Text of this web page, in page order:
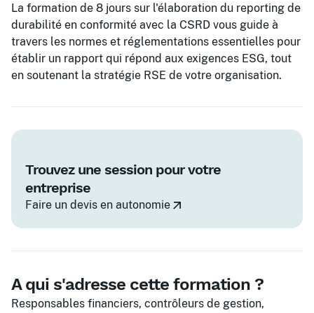
La formation de 8 jours sur l'élaboration du reporting de
durabilité en conformité avec la CSRD vous guide à
travers les normes et réglementations essentielles pour
établir un rapport qui répond aux exigences ESG, tout
en soutenant la stratégie RSE de votre organisation.
Trouvez une session pour votre
entreprise
Faire un devis en autonomie
A qui s'adresse cette formation ?
Responsables financiers, contrôleurs de gestion,